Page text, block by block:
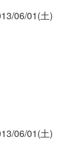
06/01(土)
06/01(土)